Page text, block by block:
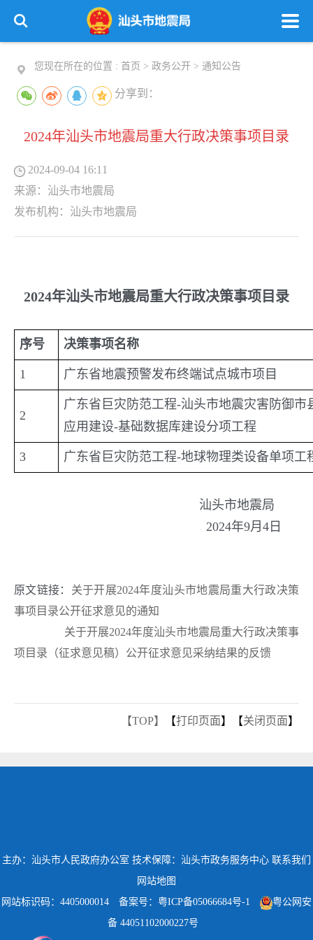
您现在所在的位置 : 首页 > 政务公开 > 通知公告
分享到：
2024年汕头市地震局重大行政决策事项目录
2024-09-04 16:11
来源： 汕头市地震局
发布机构： 汕头市地震局
2024年汕头市地震局重大行政决策事项目录
序号 决策事项名称
1 广东省地震预警发布终端试点城市项目
2
广东省巨灾防范工程-汕头市地震灾害防御市
应用建设-基础数据库建设分项工程
3 广东省巨灾防范工程-地球物理类设备单项工
汕头市地震局
2024年9月4日
原文链接： 关于开展2024年度汕头市地震局重大行政决策
事项目录公开征求意见的通知
关于开展2024年度汕头市地震局重大行政决策事
项目录（征求意见稿）公开征求意见采纳结果的反馈
【TOP】 【打印页面】【关闭页面】
主办：汕头市人民政府办公室 技术保障：汕头市政务服务中心 联系我们
网站地图
网站标识码：4405000014
备案号：粤ICP备05066684号-1
粤公网安
备 44051102000227号